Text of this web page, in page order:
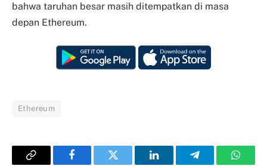
bahwa taruhan besar masih ditempatkan di masa
depan Ethereum.
Ethereum
Copy FacebookTwitter LinkedInTelegram